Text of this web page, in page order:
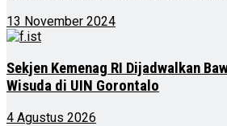
13 November 2024
Sekjen Kemenag RI Dijadwalkan
Wisuda di UIN Gorontalo
4 Agustus 2026